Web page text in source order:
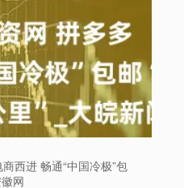
西进 畅通“中国冷极”包
网